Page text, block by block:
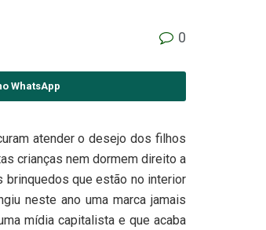
0
WhatsApp
atender o desejo dos filhos
crianças nem dormem direito a
brinquedos que estão no interior
neste ano uma marca jamais
mídia capitalista e que acaba